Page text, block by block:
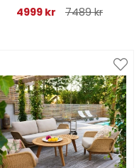
4999 kr
7489 kr